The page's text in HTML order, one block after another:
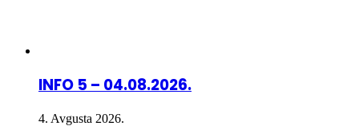
INFO 5 – 04.08.2026.
4. Avgusta 2026.